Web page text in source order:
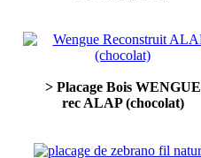
> Placage Bois WENGUE
rec ALAP (chocolat)